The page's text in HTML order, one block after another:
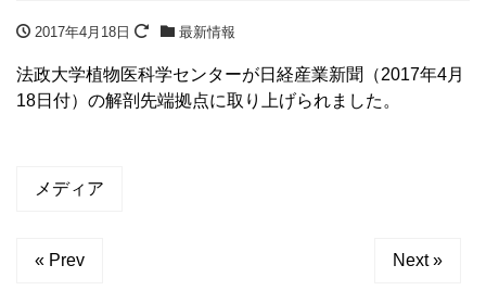
2017年4月18日 最新情報
法政大学植物医科学センターが日経産業新聞（2017年4月
18日付）の解剖先端拠点に取り上げられました。
メディア
« Prev Next »